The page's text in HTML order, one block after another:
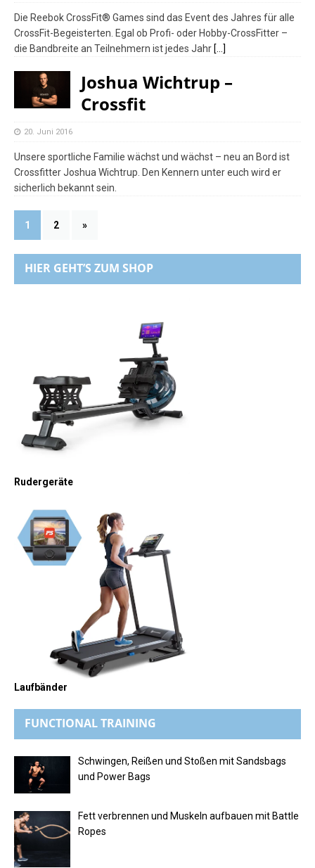
Die Reebok CrossFit® Games sind das Event des Jahres für alle
CrossFit-Begeisterten. Egal ob Profi- oder Hobby-CrossFitter –
die Bandbreite an Teilnehmern ist jedes Jahr […]
Joshua Wichtrup –
Crossfit
20. Juni 2016
Unsere sportliche Familie wächst und wächst – neu an Bord ist
Crossfitter Joshua Wichtrup. Den Kennern unter euch wird er
sicherlich bekannt sein.
1 2 »
HIER GEHT’S ZUM SHOP
Rudergeräte
Laufbänder
FUNCTIONAL TRAINING
Schwingen, Reißen und Stoßen mit Sandsbags
und Power Bags
Fett verbrennen und Muskeln aufbauen mit Battle
Ropes